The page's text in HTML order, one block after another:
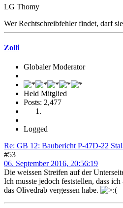
LG Thomy
Wer Rechtschreibfehler findet, darf
Zolli
Globaler Moderator
Held Mitglied
Posts: 2,477
Logged
Re: GB 12: Baubericht P-47D-22
#53
06. September 2016, 20:56:19
Die weissen Streifen auf der
Ich musste jedoch feststellen, dass
das Olivedrab vergessen habe.